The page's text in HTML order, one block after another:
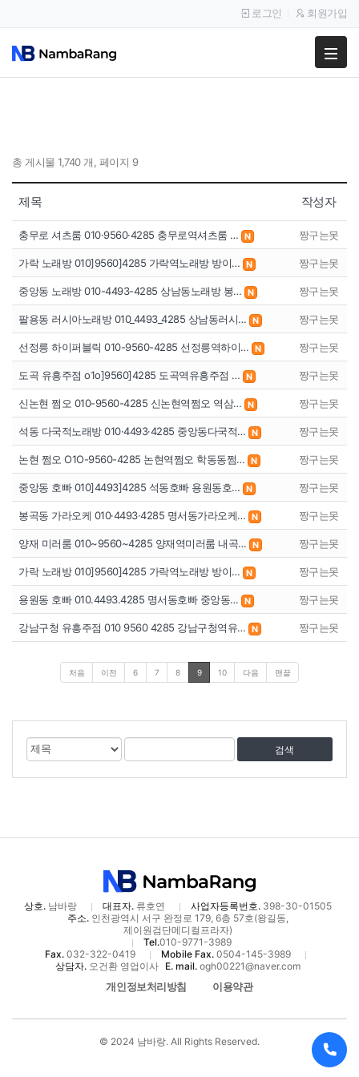
팔고
이용후기
로그인 회원가입
총 게시물 1,740 개, 페이지 9
제목 작성자
충무로 셔츠룸 010·9560·4285 충무로역셔츠룸 … N 짱구는못
가락 노래방 010]9560]4285 가락역노래방 방이… N 짱구는못
중앙동 노래방 010-4493-4285 상남동노래방 봉… N 짱구는못
팔용동 러시아노래방 010_4493_4285 상남동러시… N 짱구는못
선정릉 하이퍼블릭 010-9560-4285 선정릉역하이… N 짱구는못
도곡 유흥주점 o1o]9560]4285 도곡역유흥주점 … N 짱구는못
신논현 쩜오 010-9560-4285 신논현역쩜오 역삼… N 짱구는못
석동 다국적노래방 010·4493·4285 중앙동다국적… N 짱구는못
논현 쩜오 O1O-9560-4285 논현역쩜오 학동동쩜… N 짱구는못
중앙동 호빠 010]4493]4285 석동호빠 용원동호… N 짱구는못
봉곡동 가라오케 010·4493·4285 명서동가라오케… N 짱구는못
양재 미러룸 010~9560~4285 양재역미러룸 내곡… N 짱구는못
가락 노래방 010]9560]4285 가락역노래방 방이… N 짱구는못
용원동 호빠 010.4493.4285 명서동호빠 중앙동… N 짱구는못
강남구청 유흥주점 010 9560 4285 강남구청역유… N 짱구는못
처음 이전 6 7 8 9 10 다음 맨끝
게
물
검
색
대
검
어
상호.남바랑 대표자.류호연 사업자등록번호.398-30-01505
주소.인천광역시 서구 완정로 179, 6층 57호(왕길동,
제이원검단메디컬프라자)
Tel.010-9771-3989
Fax. 032-322-0419 Mobile Fax. 0504-145-3989
상담자.오건환 영업이사 E. mail.ogh00221@naver.com
개인정보처리방침 이용약관
© 2024 남바랑. All Rights Reserved.